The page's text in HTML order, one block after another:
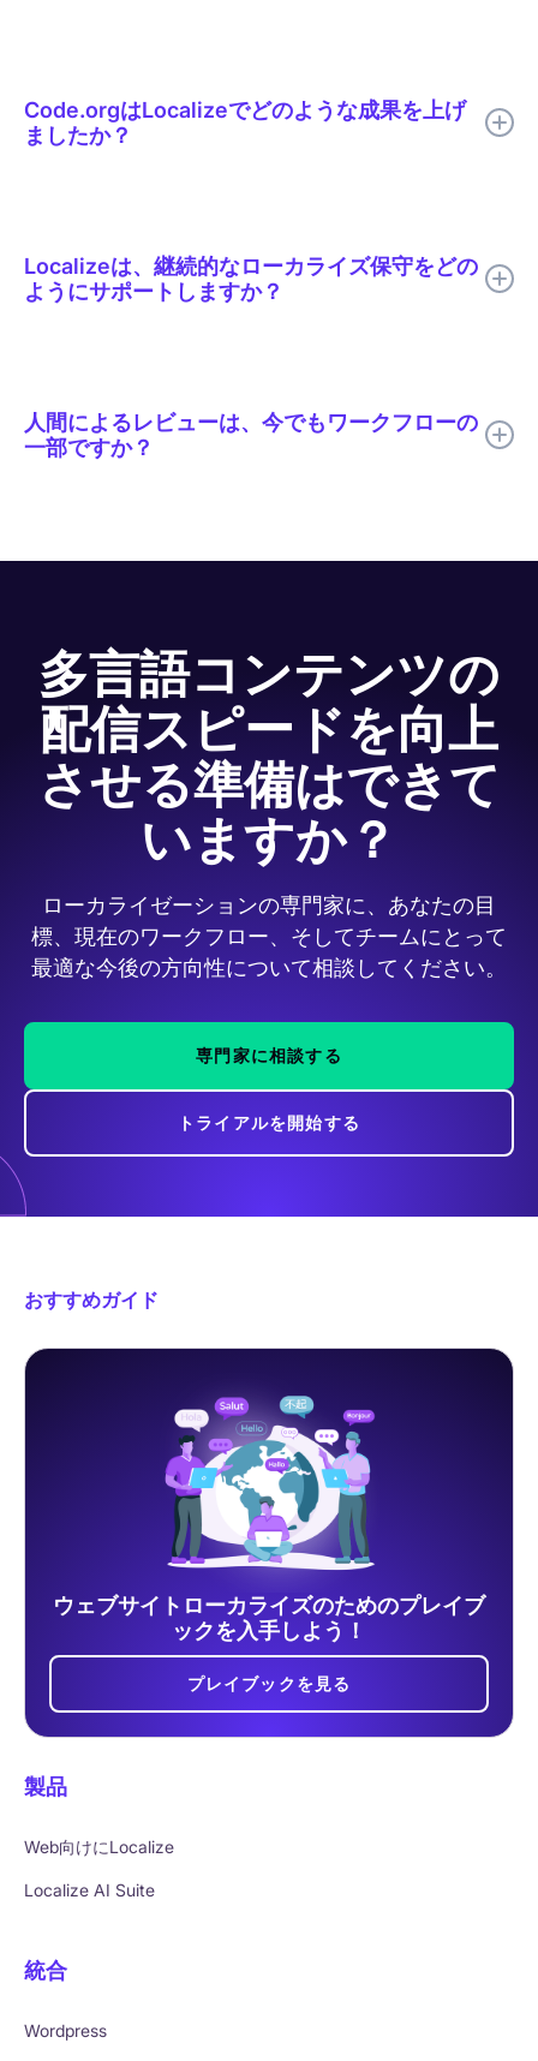
グラミング用語も容易に発見できます。Code.orgがサポートす
る29言語すべてにおいて、「ループ」や「関数」といった用語
Code.orgはLocalizeでどのような成果を上げ
ましたか？
Localizeは、継続的なローカライズ保守をどの
ようにサポートしますか？
す。
人間によるレビューは、今でもワークフローの
一部ですか？
ては人間のレビューを行っています。
多言語コンテンツの
配信スピードを向上
させる準備はできて
いますか？
ローカライゼーションの専門家に、あなたの目
標、現在のワークフロー、そしてチームにとって
最適な今後の方向性について相談してください。
専門家に相談する
トライアルを開始する
おすすめガイド
ウェブサイトローカライズのためのプレイブ
ックを入手しよう！
プレイブックを見る
製品
Web向けにLocalize
Localize AI Suite
統合
Wordpress